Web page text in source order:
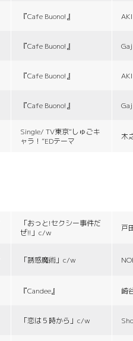
『Cafe Buono!』
『Cafe Buono!』
『Cafe Buono!』
『Cafe Buono!』
Single/ TV東京“しゅごキ
ャラ！”EDテーマ
木
「おっと!セクシー事件だ
ぜ!!」c/w
戸
「誘惑魔術」c/w
『Candee』 崎
「恋は５時から」c/w